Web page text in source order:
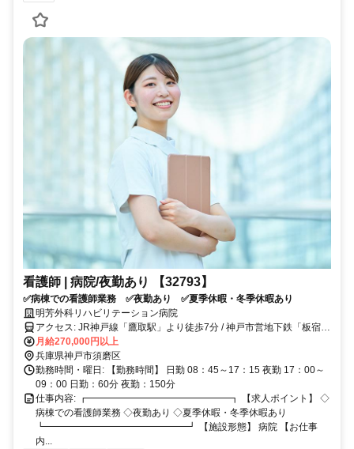
看護師 | 病院/夜勤あり 【32793】
✅病棟での看護師業務 ✅夜勤あり ✅夏季休暇・冬季休暇あり
明芳外科リハビリテーション病院
アクセス: JR神戸線「鷹取駅」より徒歩7分 / 神戸市営地下鉄「板宿
駅」より徒歩8分 / 山陽電鉄「東須磨駅」より徒歩10分
月給270,000円以上
兵庫県神戸市須磨区
勤務時間・曜日: 【勤務時間】 日勤 08：45～17：15 夜勤 17：00～
09：00 日勤：60分 夜勤：150分
仕事内容: ┏━━━━━━━━━━━━━━━┓ 【求人ポイント】 ◇
病棟での看護師業務 ◇夜勤あり ◇夏季休暇・冬季休暇あり
┗━━━━━━━━━━━━━━━┛ 【施設形態】 病院 【お仕事
内...